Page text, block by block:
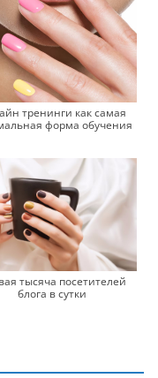
тренинги как самая
форма обучения
тысяча посетителей
блога в сутки